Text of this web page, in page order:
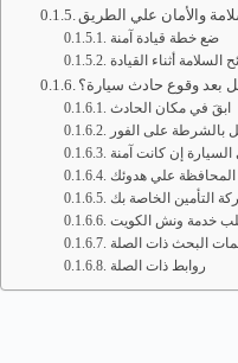
والأمان علي الطريق
ضع خطة قيادة آمنة
السلامة أثناء القيادة
بعد وقوع حادث سيارة؟
ابقَ في مكان الحادث
بالشرطة على الفور
السيارة إن كانت آمنة
المحافظة علي هدوئك
التأمين الخاصة بك
خدمة ونش الكويت
البحث ذات الصلة
روابط ذات الصلة